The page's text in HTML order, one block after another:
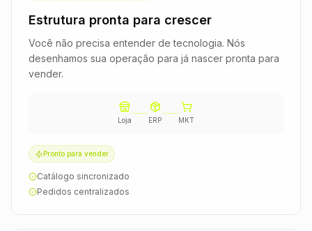
Estrutura pronta para crescer
Você não precisa entender de tecnologia. Nós
desenhamos sua operação para já nascer pronta para
vender.
Loja ERP MKT
Pronto para vender
Catálogo sincronizado
Pedidos centralizados